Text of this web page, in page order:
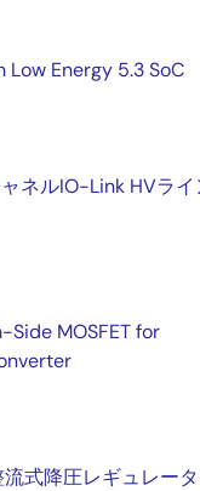
Low Energy 5.3 SoC
ネルIO-Link HVライ
MOSFET for
式降圧レギュレータ